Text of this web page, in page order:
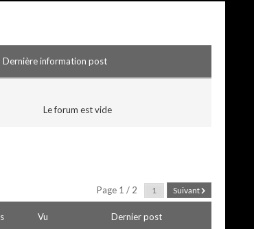
Dernière information post
Le forum est vide
Page 1 / 2 Suivant
Dernier post
Vu